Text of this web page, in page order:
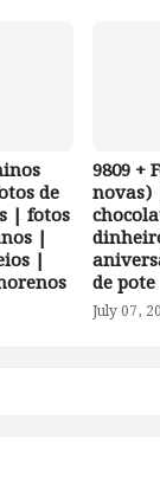
de
| fotos
|
|
9809 +
novas)
de pote
July 07,